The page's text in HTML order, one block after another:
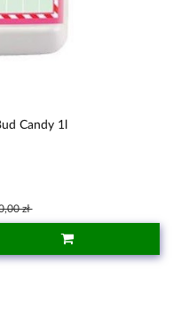
Candy 1l
zł